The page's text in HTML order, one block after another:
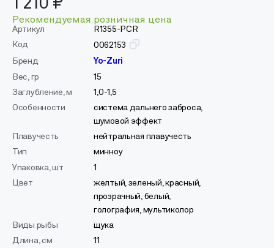
1 210 ₽
Рекомендуемая розничная цена
Артикул
R1355-PCR
Код
0062153
Бренд
Yo-Zuri
Вес, гр
15
Заглубление, м
1,0-1,5
Особенности
система дальнего заброса,
шумовой эффект
Плавучесть
нейтральная плавучесть
Тип
минноу
Упаковка, шт
1
Цвет
желтый, зеленый, красный,
прозрачный, белый,
голография, мультиколор
Виды рыбы
щука
Длина, см
11